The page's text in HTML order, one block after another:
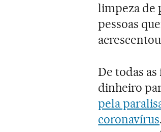
limpeza de
pessoas
De todas
dinheiro
pela
coronavírus